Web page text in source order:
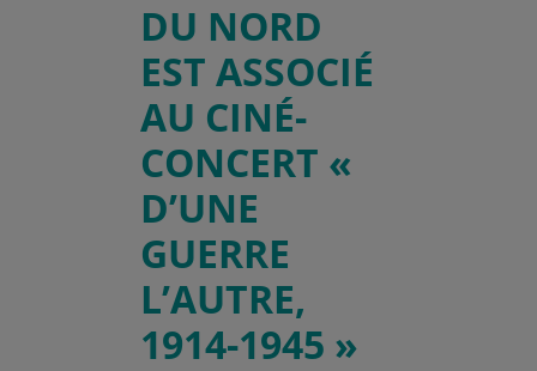
DU NORD
EST ASSOCIÉ
AU CINÉ-
CONCERT «
D’UNE
GUERRE
L’AUTRE,
1914-1945 »